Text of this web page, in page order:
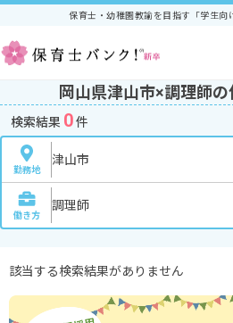
保育士・幼稚園教諭を目指す「学生向
岡山県津山市×調理師
検索結果 0件
勤務地
津山市
働き方
調理師
該当する検索結果がありません